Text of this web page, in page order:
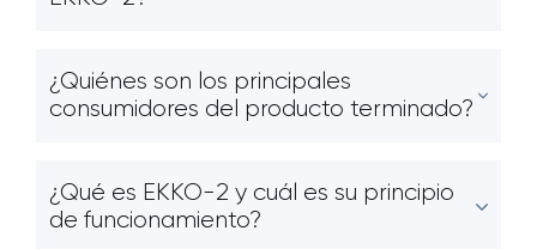
¿Quiénes son los principales
consumidores del producto terminado?
¿Qué es EKKO-2 y cuál es su principio
de funcionamiento?